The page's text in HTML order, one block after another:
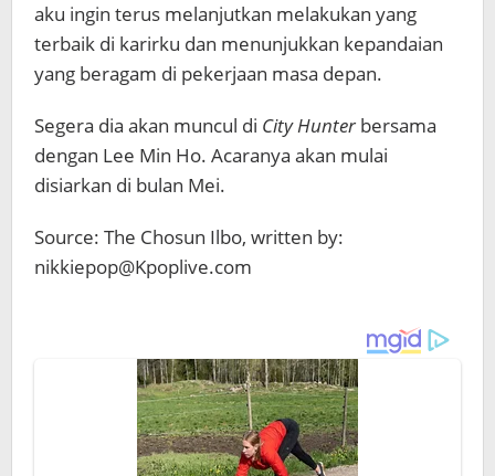
aku ingin terus melanjutkan melakukan yang
terbaik di karirku dan menunjukkan kepandaian
yang beragam di pekerjaan masa depan.
Segera dia akan muncul di City Hunterbersama
dengan Lee Min Ho. Acaranya akan mulai
disiarkan di bulan Mei.
Source: The Chosun Ilbo, written by:
nikkiepop@Kpoplive.com